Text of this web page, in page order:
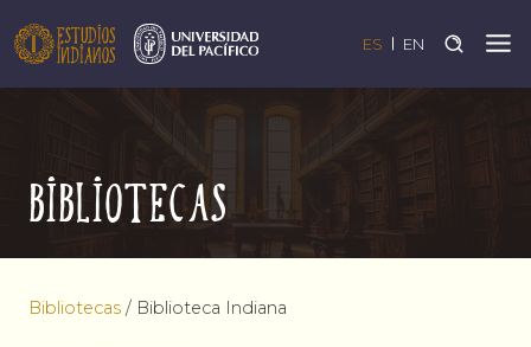
ES EN
Bibliotecas
Bibliotecas / Biblioteca Indiana